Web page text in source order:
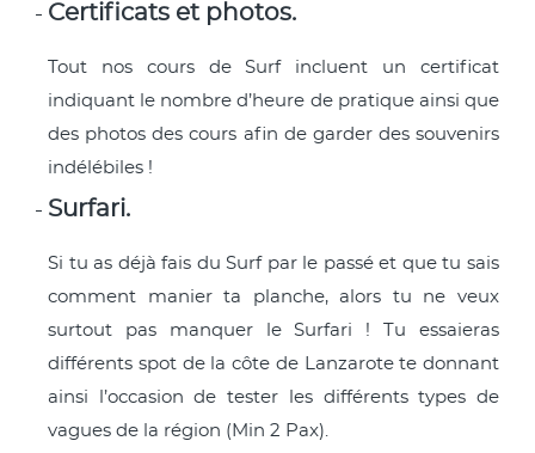
Certificats et photos.
Tout nos cours de Surf incluent un certificat
indiquant le nombre d’heure de pratique ainsi que
des photos des cours afin de garder des souvenirs
indélébiles !
Surfari.
Si tu as déjà fais du Surf par le passé et que tu sais
comment manier ta planche, alors tu ne veux
surtout pas manquer le Surfari ! Tu essaieras
différents spot de la côte de Lanzarote te donnant
ainsi l’occasion de tester les différents types de
vagues de la région (Min 2 Pax).